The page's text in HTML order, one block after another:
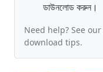
ডাউনলোড করুন।
Need help? See our
download tips.